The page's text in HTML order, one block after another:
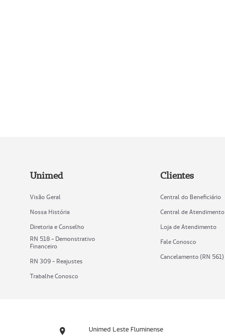
Unimed
Visão Geral
Nossa História
Diretoria e Conselho
RN 518 - Demonstrativo
Financeiro
RN 309 - Reajustes
Trabalhe Conosco
Clientes
Central do Beneficiário
Central de Atendimento
Loja de Atendimento
Fale Conosco
Cancelamento (RN 561)
Unimed Leste Fluminense